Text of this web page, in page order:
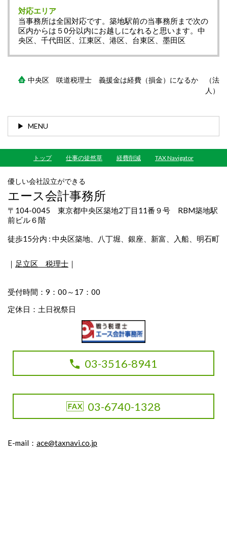
対応エリア
当事務所は全国対応です。築地駅前の当事務所まで次の
区内からは５0分以内にお越しになれると思います。中
央区、千代田区、江東区、港区、台東区、墨田区
中央区 咲道税理士 義援金は経費（損金）になるか （法
人）
MENU
トップ 仕事の徒然草 経費削減 TAX Navigator
優しい会社設立ができる
エース会計事務所
〒104-0045 東京都中央区築地2丁目11番９号 RBM築地駅
前ビル６階
徒歩15分内 : 中央区築地、八丁堀、銀座、新富、入船、明石町
｜ 足立区 税理士 ｜
受付時間：9：00～17：00
定休日：土日祝祭日
03-3516-8941
03-6740-1328
E-mail： ace@taxnavi.co.jp